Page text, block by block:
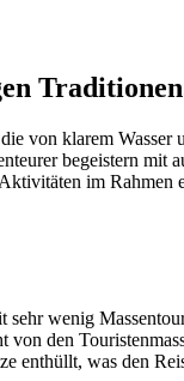
von klarem
begeistern
im
wenig
den
enthüllt, was den